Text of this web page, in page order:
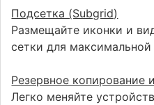
Подсетка (Subgrid)
Размещайте иконки и
сетки для максимальной
Резервное копирование
Легко меняйте